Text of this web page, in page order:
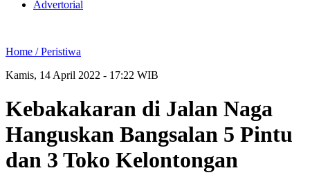
Advertorial
Home /Peristiwa
Kamis, 14 April 2022 - 17:22 WIB
Kebakakaran di Jalan Naga
Hanguskan Bangsalan 5 Pintu
dan 3 Toko Kelontongan